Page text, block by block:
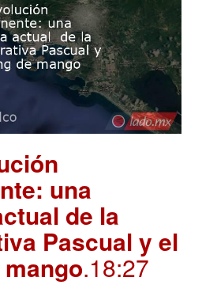
una
de la
Pascual y el
.18:27